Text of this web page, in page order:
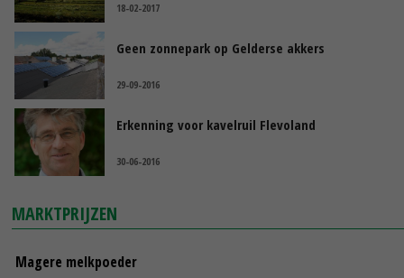
18-02-2017
Geen zonnepark op Gelderse akkers
29-09-2016
Erkenning voor kavelruil Flevoland
30-06-2016
MARKTPRIJZEN
Magere melkpoeder